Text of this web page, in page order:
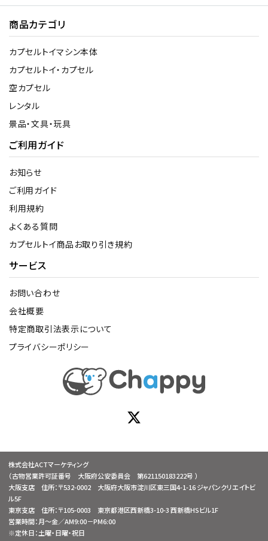
商品カテゴリ
カプセルトイマシン本体
カプセルトイ・カプセル
空カプセル
レンタル
景品・文具・玩具
ご利用ガイド
お知らせ
ご利用ガイド
利用規約
よくある質問
カプセルトイ商品お取り引き規約
サービス
お問い合わせ
会社概要
特定商取引法表示について
プライバシーポリシー
株式会社ACTマーケティング
（古物営業許可証番号 大阪府公安委員会 第621150183222号 ）
大阪支店 住所：〒532-0002 大阪府大阪市淀川区東三国4-1-16 ジャパンクリエイトビ
ル5F
東京支店 住所：〒105-0003 東京都港区西新橋3-10-3 西新橋HSビル1F
営業時間：月～金／AM9:00－PM6:00
※定休日：土曜・日曜・祝日